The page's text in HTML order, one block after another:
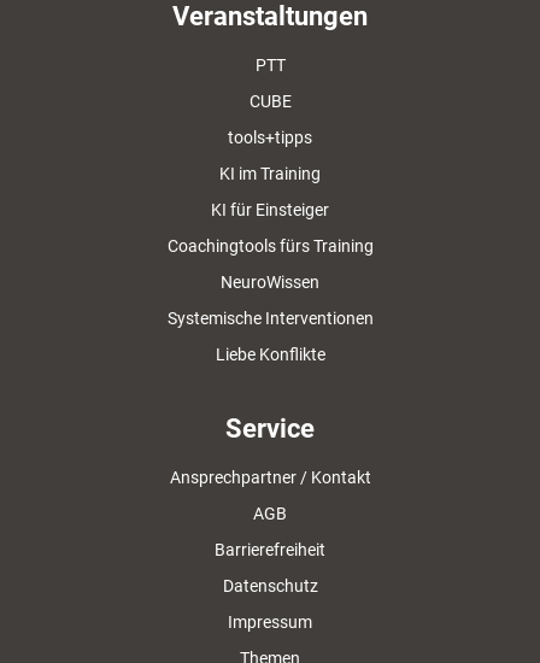
Veranstaltungen
PTT
CUBE
tools+tipps
KI im Training
KI für Einsteiger
Coachingtools fürs Training
NeuroWissen
Systemische Interventionen
Liebe Konflikte
Service
Ansprechpartner / Kontakt
AGB
Barrierefreiheit
Datenschutz
Impressum
Themen